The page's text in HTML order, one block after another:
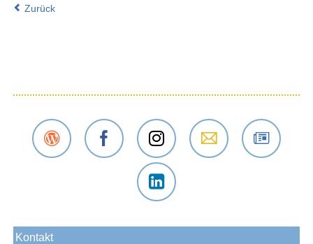
Zurück
Blog
bei
Das
Gustav-
Adolf-
bei
Werk
Adolf-
Kontakt